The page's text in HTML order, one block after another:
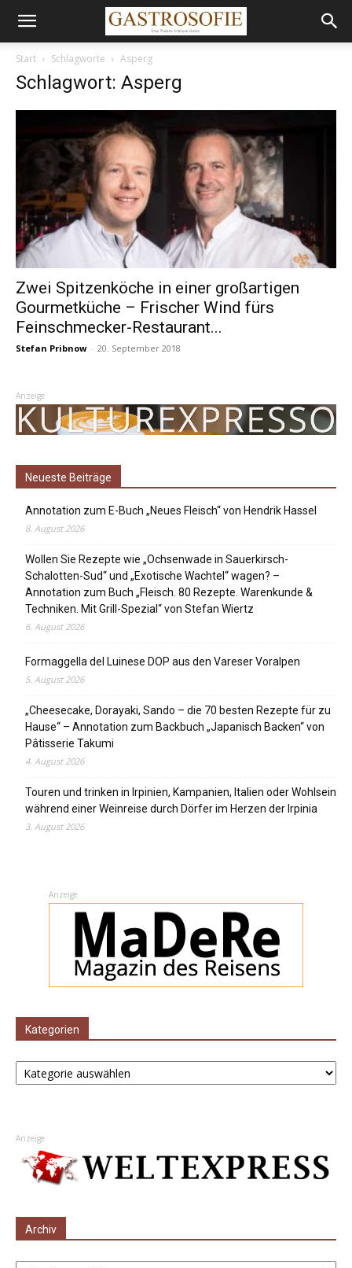
Start Schlagworte Asperg
Schlagwort: Asperg
Zwei Spitzenköche in einer großartigen
Gourmetküche – Frischer Wind fürs
Feinschmecker-Restaurant...
Stefan Pribnow - 20. September 2018
Anzeige
Neueste Beiträge
Annotation zum E-Buch „Neues Fleisch“ von Hendrik Hassel
8. August 2026
Wollen Sie Rezepte wie „Ochsenwade in Sauerkirsch-
Schalotten-Sud“ und „Exotische Wachtel“ wagen? –
Annotation zum Buch „Fleisch. 80 Rezepte. Warenkunde &
Techniken. Mit Grill-Spezial“ von Stefan Wiertz
6. August 2026
Formaggella del Luinese DOP aus den Vareser Voralpen
5. August 2026
„Cheesecake, Dorayaki, Sando – die 70 besten Rezepte für zu
Hause“ – Annotation zum Backbuch „Japanisch Backen“ von
Pâtisserie Takumi
4. August 2026
Touren und trinken in Irpinien, Kampanien, Italien oder Wohlsein
während einer Weinreise durch Dörfer im Herzen der Irpinia
3. August 2026
Anzeige
Kategorien
Kategorien
Anzeige
Archiv
Archiv